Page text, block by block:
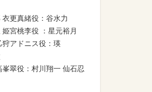
更真緒役：谷水力
宮桃李役 ：星元裕月
アドニス役：瑛
翠役：村川翔一 仙石忍